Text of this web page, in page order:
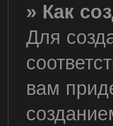
» Как
Для
вам